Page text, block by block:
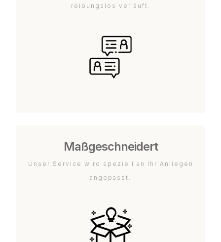
reibungslos verläuft.
Maßgeschneidert
Unser Service wird speziell an Ihr Anliegen
angepasst.